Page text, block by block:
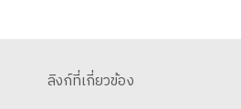
ลิงก์ที่เกี่ยวข้อง